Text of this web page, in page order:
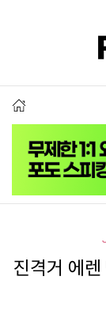
진격거 에